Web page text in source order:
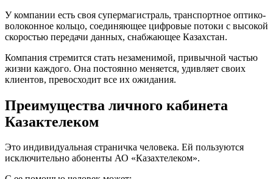
У компании есть своя супермагистраль, транспортное оптико-
волоконное кольцо, соединяющее цифровые потоки с высокой
скоростью передачи данных, снабжающее Казахстан.
Компания стремится стать незаменимой, привычной частью
жизни каждого. Она постоянно меняется, удивляет своих
клиентов, превосходит все их ожидания.
Преимущества личного кабинета
Казактелеком
Это индивидуальная страничка человека. Ей пользуются
исключительно абоненты АО «Казахтелеком».